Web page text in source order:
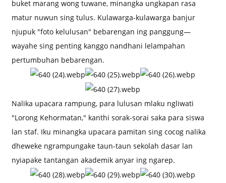
buket marang wong tuwane, minangka ungkapan rasa
matur nuwun sing tulus. Kulawarga-kulawarga banjur
njupuk "foto kelulusan" bebarengan ing panggung—
wayahe sing penting kanggo nandhani lelampahan
pertumbuhan bebarengan.
Nalika upacara rampung, para lulusan mlaku ngliwati
"Lorong Kehormatan," kanthi sorak-sorai saka para siswa
lan staf. Iku minangka upacara pamitan sing cocog nalika
dheweke ngrampungake taun-taun sekolah dasar lan
nyiapake tantangan akademik anyar ing ngarep.